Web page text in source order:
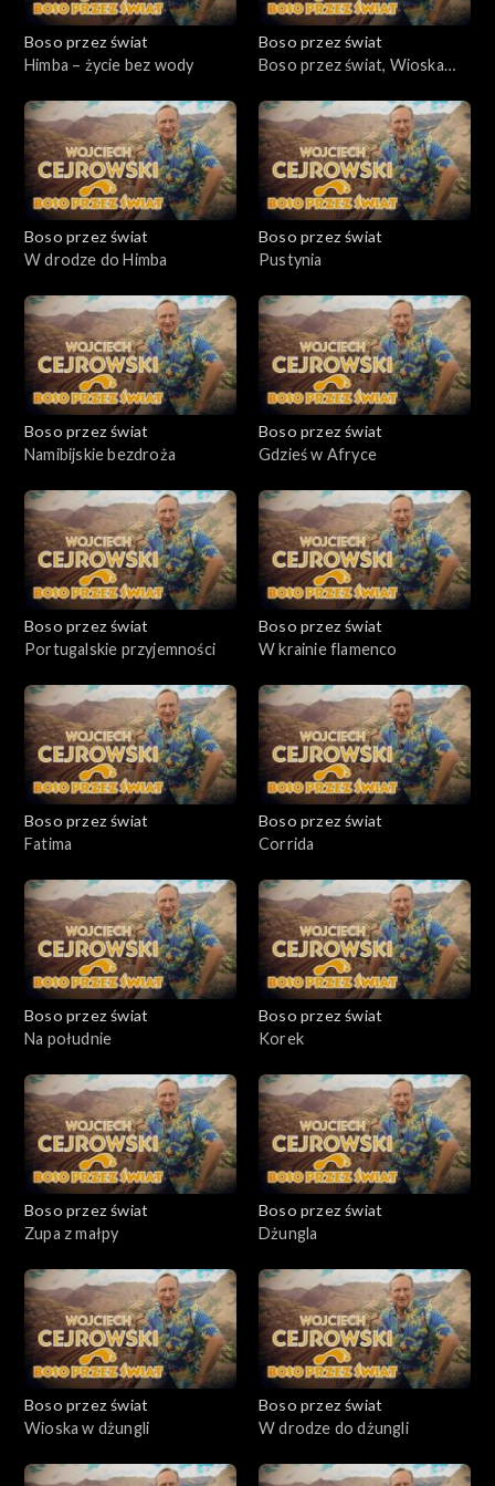
Boso przez świat
Himba – życie bez wody
Boso przez świat
Boso przez świat, Wioska
Boso przez świat
W drodze do Himba
Boso przez świat
Pustynia
Boso przez świat
Namibijskie bezdroża
Boso przez świat
Gdzieś w Afryce
Boso przez świat
Portugalskie przyjemności
Boso przez świat
W krainie flamenco
Boso przez świat
Fatima
Boso przez świat
Corrida
Boso przez świat
Na południe
Boso przez świat
Korek
Boso przez świat
Zupa z małpy
Boso przez świat
Dżungla
Boso przez świat
Wioska w dżungli
Boso przez świat
W drodze do dżungli